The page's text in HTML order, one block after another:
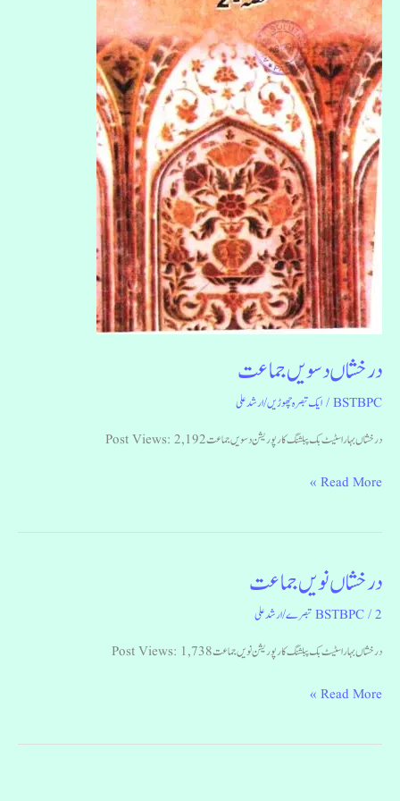
درخشاں دسویں جماعت
BSTBPC
/ایک تبصرہ چھوڑیں/ارشد علی
درخشاں بہار اسٹیٹ بک پبلشنگ کارپوریشن دسویں جماعت Post Views: 2,192
Read More »
درخشاں نویں جماعت
BSTBPC/2 تبصرے /ارشد علی
درخشاں بہار اسٹیٹ بک پبلشنگ کارپوریشن نویں جماعت Post Views: 1,738
درخشاں
جماعت
Read More »